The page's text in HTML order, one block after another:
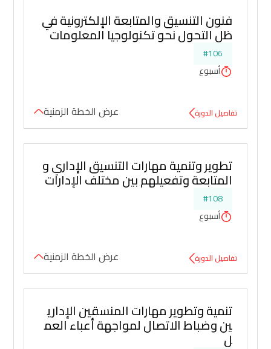
فنون التنسيق والمتابعة الإلكترونية في
ظل التحول نحو تكنولوجيا المعلومات
#106
أسبوع
تفاصيل الدورة عرض الخطة الزمنية
تطوير وتنمية مهارات التنسيق الإداري و
المتابعة وتفعيلهم بين مختلف الإدارات
#108
أسبوع
تفاصيل الدورة عرض الخطة الزمنية
تنمية وتطوير مهارات المنسقين الإداري
ين وضباط الاتصال لمواجهة أعباء العم
ل